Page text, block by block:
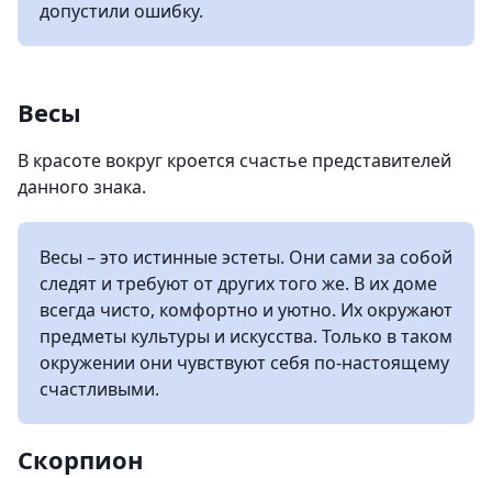
допустили ошибку.
Весы
В красоте вокруг кроется счастье представителей
данного знака.
Весы – это истинные эстеты. Они сами за собой
следят и требуют от других того же. В их доме
всегда чисто, комфортно и уютно. Их окружают
предметы культуры и искусства. Только в таком
окружении они чувствуют себя по-настоящему
счастливыми.
Скорпион